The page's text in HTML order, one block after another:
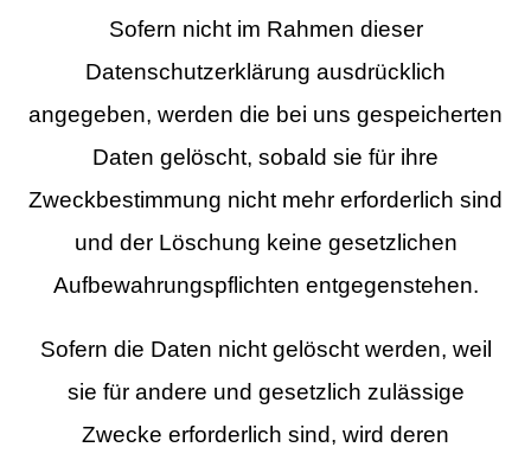
Sofern nicht im Rahmen dieser
Datenschutzerklärung ausdrücklich
angegeben, werden die bei uns gespeicherten
Daten gelöscht, sobald sie für ihre
Zweckbestimmung nicht mehr erforderlich sind
und der Löschung keine gesetzlichen
Aufbewahrungspflichten entgegenstehen.
Sofern die Daten nicht gelöscht werden, weil
sie für andere und gesetzlich zulässige
Zwecke erforderlich sind, wird deren